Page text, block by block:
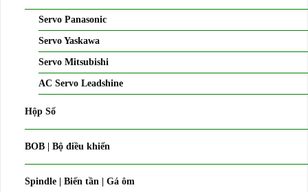
Servo Panasonic
Servo Yaskawa
Servo Mitsubishi
AC Servo Leadshine
Hộp Số
BOB | Bộ điều khiển
Spindle | Biến tần | Gá ôm